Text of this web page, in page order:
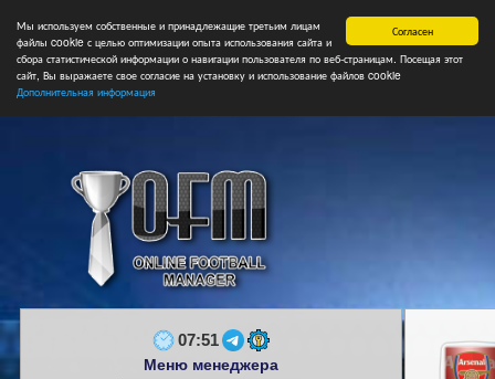
Согласен
Мы используем собственные и принадлежащие третьим лицам
файлы cookie с целью оптимизации опыта использования сайта и
сбора статистической информации о навигации пользователя по веб-страницам. Посещая этот
сайт, Вы выражаете свое согласие на установку и использование файлов cookie
Дополнительная информация
Главная Форум Турниры Сборные НФ Свободные
07:51
Меню менеджера